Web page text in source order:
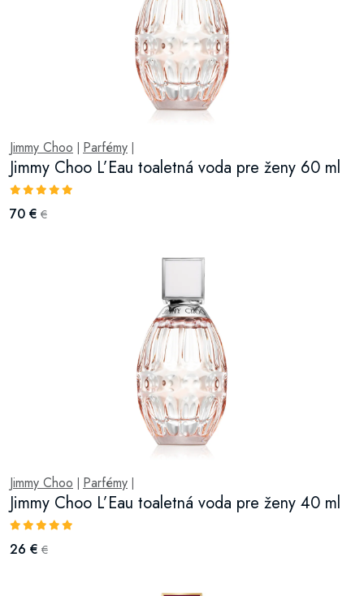
Jimmy Choo Parfémy
Jimmy Choo L’Eau toaletná voda pre ženy 60 ml
70 € €
Jimmy Choo Parfémy
Jimmy Choo L’Eau toaletná voda pre ženy 40 ml
26 € €